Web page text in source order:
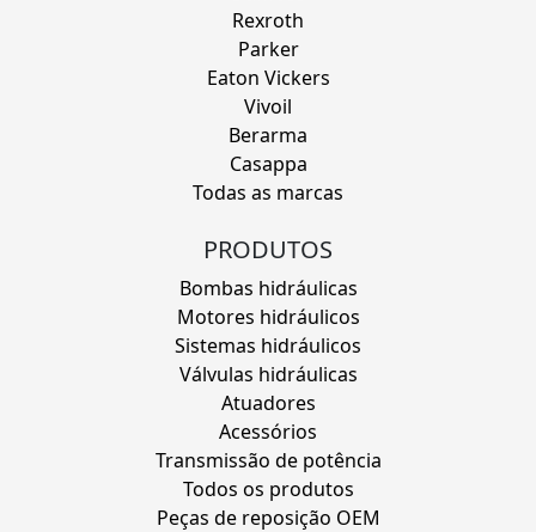
Rexroth
Parker
Eaton Vickers
Vivoil
Berarma
Casappa
Todas as marcas
PRODUTOS
Bombas hidráulicas
Motores hidráulicos
Sistemas hidráulicos
Válvulas hidráulicas
Atuadores
Acessórios
Transmissão de potência
Todos os produtos
Peças de reposição OEM